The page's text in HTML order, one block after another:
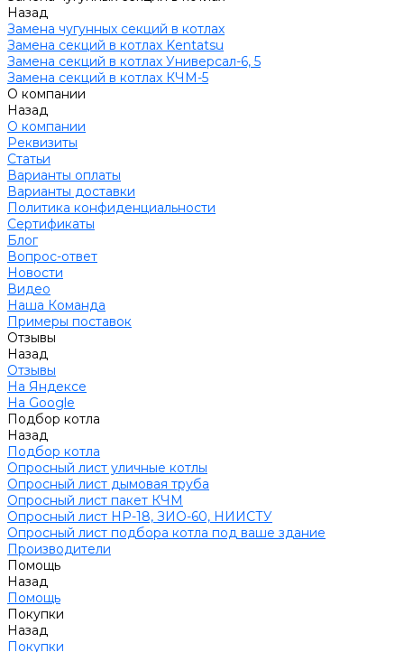
Назад
Замена чугунных секций в котлах
Замена секций в котлах Kentatsu
Замена секций в котлах Универсал-6, 5
Замена секций в котлах КЧМ-5
О компании
Назад
О компании
Реквизиты
Статьи
Варианты оплаты
Варианты доставки
Политика конфиденциальности
Сертификаты
Блог
Вопрос-ответ
Новости
Видео
Наша Команда
Примеры поставок
Отзывы
Назад
Отзывы
На Яндексе
На Google
Подбор котла
Назад
Подбор котла
Опросный лист уличные котлы
Опросный лист дымовая труба
Опросный лист пакет КЧМ
Опросный лист НР-18, ЗИО-60, НИИСТУ
Опросный лист подбора котла под ваше здание
Производители
Помощь
Назад
Помощь
Покупки
Назад
Покупки